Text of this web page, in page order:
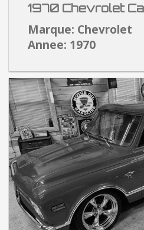
1970 Chevrolet
Marque: Chevrolet
Annee: 1970